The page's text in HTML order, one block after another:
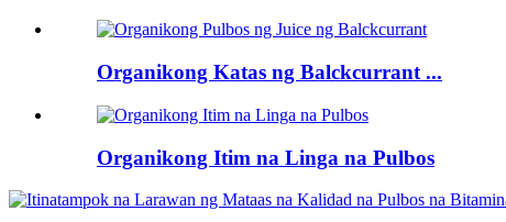
Organikong Katas ng Balckcurrant ...
Organikong Itim na Linga na Pulbos